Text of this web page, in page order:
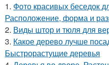
1. Фото красивых беседок
Расположение, форма и
2. Виды штор и тюля для
3. Какое дерево лучше
Быстрорастущие деревья